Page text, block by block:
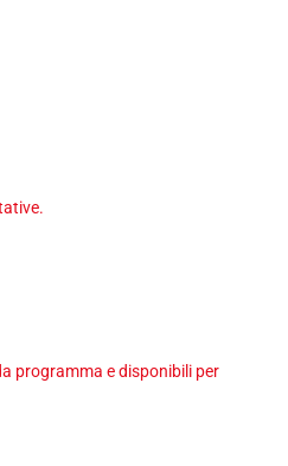
programma e disponibili per